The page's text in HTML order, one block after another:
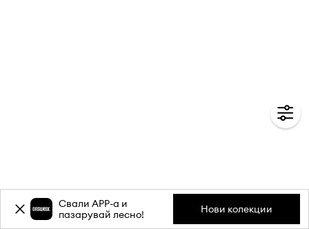
Свали APP-a и
пазарувай лесно!
Нови колекции